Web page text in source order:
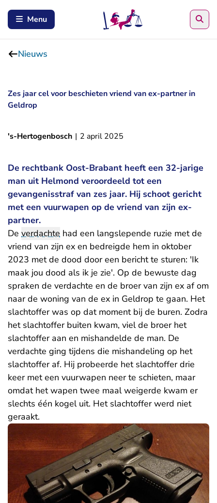
Menu
Nieuws
Zes jaar cel voor beschieten vriend van ex-partner in
Geldrop
's-Hertogenbosch | 2 april 2025
De rechtbank Oost-Brabant heeft een 32-jarige
man uit Helmond veroordeeld tot een
gevangenisstraf van zes jaar. Hij schoot gericht
met een vuurwapen op de vriend van zijn ex-
partner.
De verdachte had een langslepende ruzie met de
vriend van zijn ex en bedreigde hem in oktober
2023 met de dood door een bericht te sturen: 'Ik
maak jou dood als ik je zie'. Op de bewuste dag
spraken de verdachte en de broer van zijn ex af om
naar de woning van de ex in Geldrop te gaan. Het
slachtoffer was op dat moment bij de buren. Zodra
het slachtoffer buiten kwam, viel de broer het
slachtoffer aan en mishandelde de man. De
verdachte ging tijdens die mishandeling op het
slachtoffer af. Hij probeerde het slachtoffer drie
keer met een vuurwapen neer te schieten, maar
omdat het wapen twee maal weigerde kwam er
slechts één kogel uit. Het slachtoffer werd niet
geraakt.